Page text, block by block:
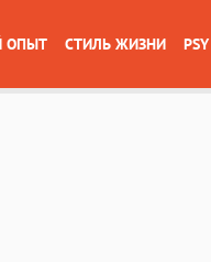
ОПЫТ СТИЛЬ ЖИЗНИ